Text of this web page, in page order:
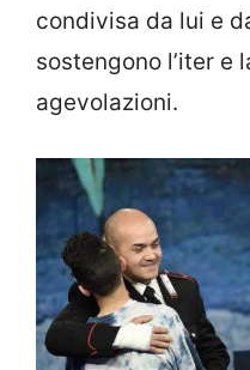
condivisa da lui e
sostengono l’iter e
agevolazioni.